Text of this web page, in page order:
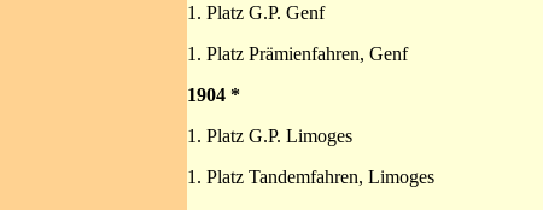
1. Platz G.P. Genf
1. Platz Prämienfahren, Genf
1904 *
1. Platz G.P. Limoges
1. Platz Tandemfahren, Limoges